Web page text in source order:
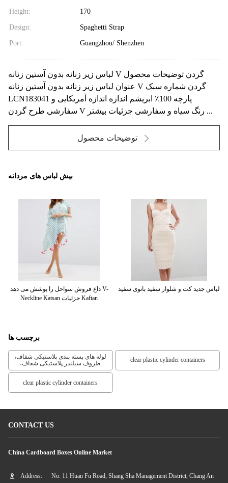
Height: 170
Design: Spaghetti Strap
Port: Guangzhou/ Shenzhen
لباس زیر زنانه بدون آستین زنانه V گردن توضیحات محصول
عنوان لباس زیر زنانه بدون آستین زنانه V گردن شماره سبک
LCN183041 پارچه 100٪ ابریشم اندازه اندازه آمریکایی و
سفارشی طرح گردن V رنگ سیاه و سفارشی جزئیات بیشتر ...
توضیحات محصول
بیش لباس های مردانه
داغ فروش سواحل را پوشش می دهد V-
Neckline Katsan جزئیات Kaftan
لباس جدید کت و شلوار سفید بانوی سفید
برچسب ها
لوله های بسته بندی پلاستیکی شفاف،
ظروف سیلندر پلاستیکی شفاف،
ظروف سیلندر پلاستیکی شفاف
clear plastic cylinder containers
clear plastic cylinder containers
CONTACT US
China Cardboard Boxes Online Market
Address: No. 11 Huan Fu Road, Shang Sha Management District, Chang An